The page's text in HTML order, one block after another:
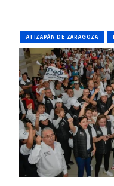
ATIZAPÁN DE ZARAGOZA